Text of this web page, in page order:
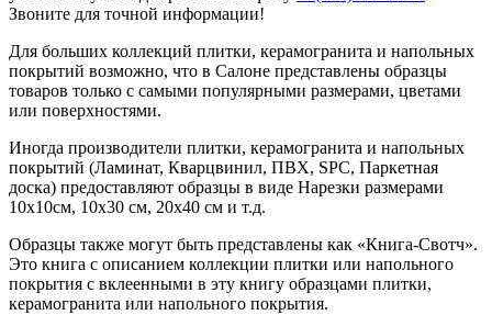
Звоните для точной информации!
Для больших коллекций плитки, керамогранита и напольных
покрытий возможно, что в Салоне представлены образцы
товаров только с самыми популярными размерами, цветами
или поверхностями.
Иногда производители плитки, керамогранита и напольных
покрытий (Ламинат, Кварцвинил, ПВХ, SPC, Паркетная
доска) предоставляют образцы в виде Нарезки размерами
10х10см, 10х30 см, 20х40 см и т.д.
Образцы также могут быть представлены как «Книга-Свотч».
Это книга с описанием коллекции плитки или напольного
покрытия с вклеенными в эту книгу образцами плитки,
керамогранита или напольного покрытия.